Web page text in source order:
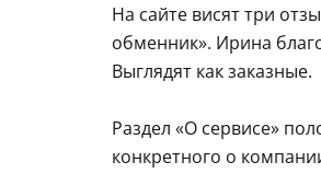
На сайте висят три
обменник». Ирина
Выглядят как заказные.
Раздел «О сервисе»
конкретного о